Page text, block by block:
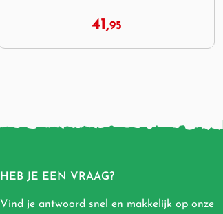
49,90
HEB JE EEN VRAAG?
Vind je antwoord snel en makkelijk op onze